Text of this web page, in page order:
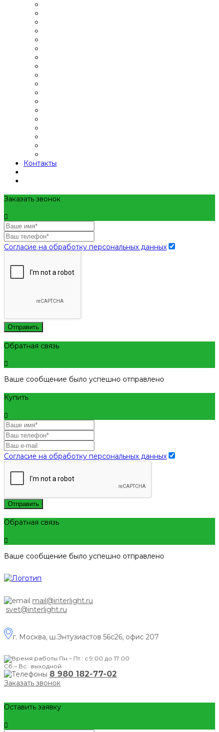
Контакты
Заказать звонок
Согласие на обработку персональных данных
Отправить
Обратная связь
Ваше сообщение было успешно отправлено
Купить
Согласие на обработку персональных данных
Отправить
Обратная связь
Ваше сообщение было успешно отправлено
mail@interlight.ru
svet@interlight.ru
г. Москва, ш.Энтузиастов 56с26, офис 207
Пн.– Пт.: с 9:00 до 17:00
Сб.– Вс.: выходной
8 980 182-77-02
Заказать звонок
Оставить заявку